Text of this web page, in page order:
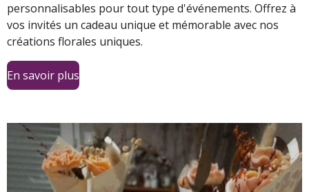
personnalisables pour tout type d'événements. Offrez à
vos invités un cadeau unique et mémorable avec nos
créations florales uniques.
En savoir plus